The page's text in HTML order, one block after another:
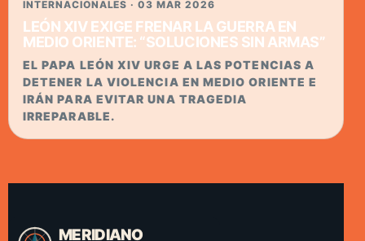
INTERNACIONALES · 03 MAR 2026
LEÓN XIV EXIGE FRENAR LA GUERRA EN
MEDIO ORIENTE: “SOLUCIONES SIN ARMAS”
EL PAPA LEÓN XIV URGE A LAS POTENCIAS A
DETENER LA VIOLENCIA EN MEDIO ORIENTE E
IRÁN PARA EVITAR UNA TRAGEDIA
IRREPARABLE.